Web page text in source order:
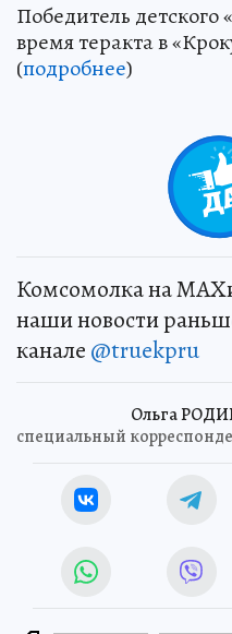
Победитель детского
время теракта в
(подробнее)
Комсомолка на
наши новости
канале @truekpru
Ольга
специальный